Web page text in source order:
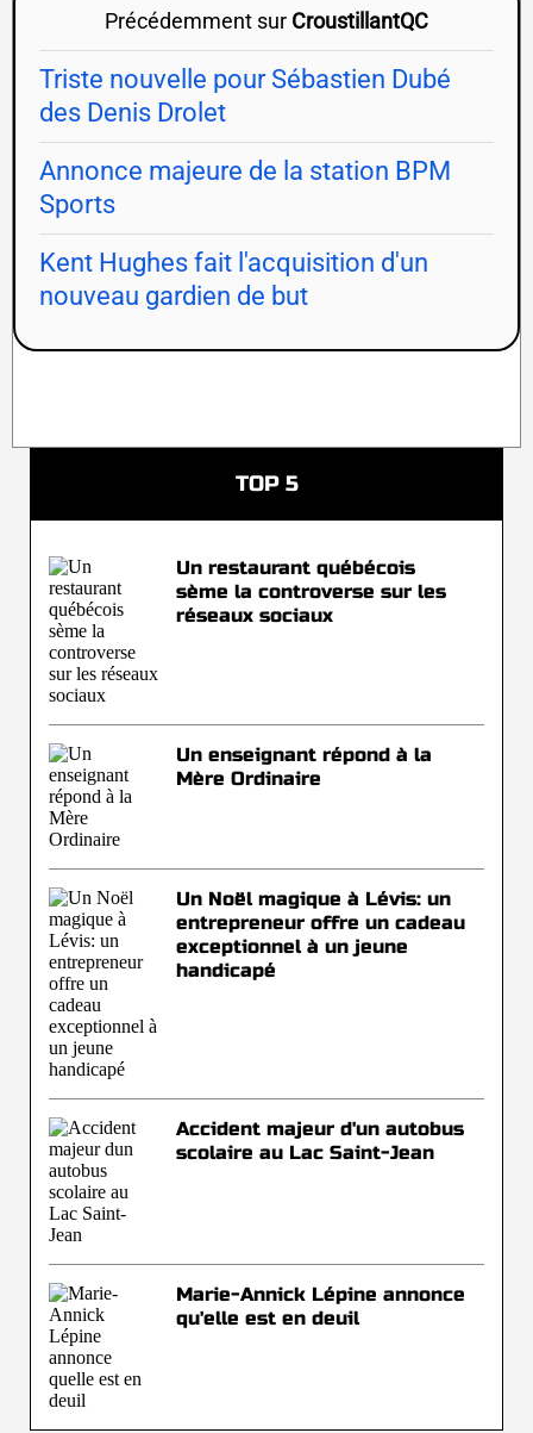
Précédemment sur CroustillantQC
Triste nouvelle pour Sébastien Dubé
des Denis Drolet
Annonce majeure de la station BPM
Sports
Kent Hughes fait l'acquisition d'un
nouveau gardien de but
TOP 5
Un restaurant québécois
sème la controverse sur les
réseaux sociaux
Un enseignant répond à la
Mère Ordinaire
Un Noël magique à Lévis: un
entrepreneur offre un cadeau
exceptionnel à un jeune
handicapé
Accident majeur d'un autobus
scolaire au Lac Saint-Jean
Marie-Annick Lépine annonce
qu'elle est en deuil